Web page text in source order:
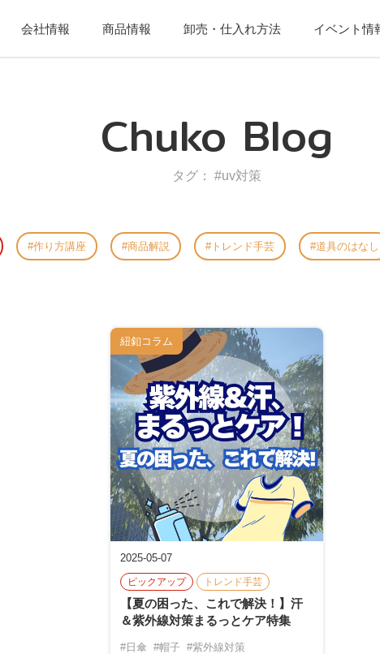
会社情報 商品情報 卸売・仕入れ方法 イベント情
Chuko Blog
タグ： #uv対策
作り方講座 商品解説 トレンド手芸 道具のはなし
2025-05-07
ピックアップ トレンド手芸
【夏の困った、これで解決！】汗
＆紫外線対策まるっとケア特集
#日傘 #帽子 #紫外線対策
紐釦コラム